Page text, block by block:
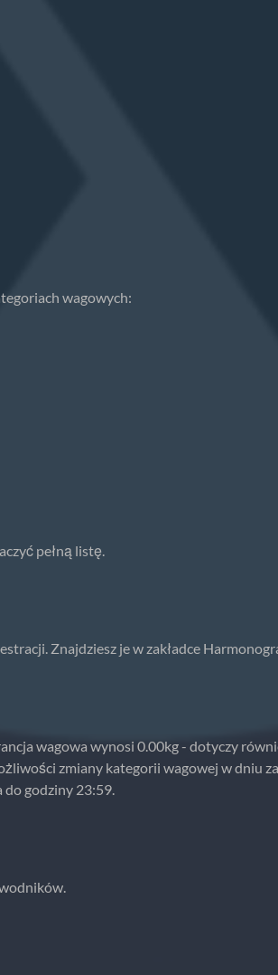
wagowych:
pełną listę.
Znajdziesz je w zakładce
wagowa wynosi 0.00kg - dotyczy
zmiany kategorii wagowej w dniu
do godziny 23:59.